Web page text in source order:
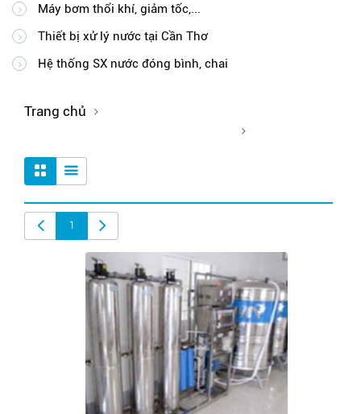
Máy bơm thổi khí, giảm tốc,...
Thiết bị xử lý nước tại Cần Thơ
Hệ thống SX nước đóng bình, chai
Trang chủ
1